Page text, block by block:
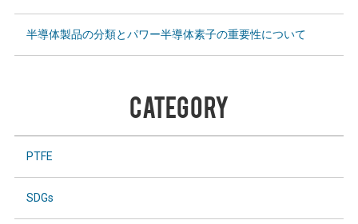
半導体製品の分類とパワー半導体素子の重要性について
CATEGORY
PTFE
SDGs